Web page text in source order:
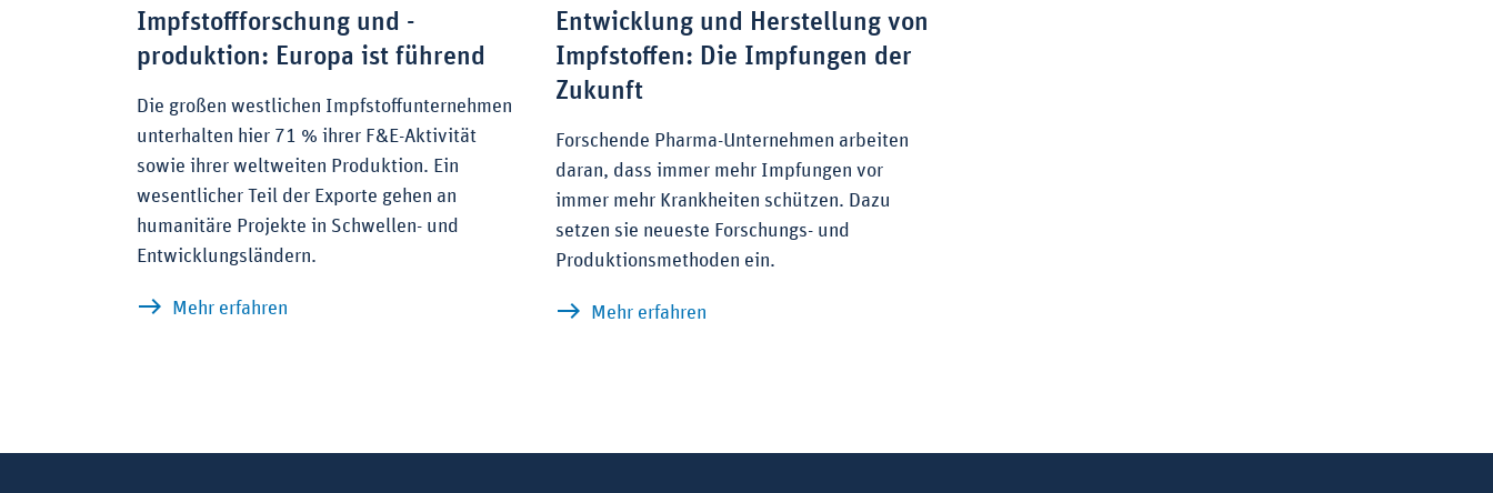
Impfstoffforschung und -
produktion: Europa ist führend
Die großen westlichen Impfstoffunternehmen
unterhalten hier 71 % ihrer F&E-Aktivität
sowie ihrer weltweiten Produktion. Ein
wesentlicher Teil der Exporte gehen an
humanitäre Projekte in Schwellen- und
Entwicklungsländern.
Mehr erfahren zu Impfstoffforschung und -produktion: Europa ist führend
Entwicklung und Herstellung von
Impfstoffen: Die Impfungen der
Zukunft
Forschende Pharma-Unternehmen arbeiten
daran, dass immer mehr Impfungen vor
immer mehr Krankheiten schützen. Dazu
setzen sie neueste Forschungs- und
Produktionsmethoden ein.
Mehr erfahrenzu Entwicklung und Herstellung von Impfstoffen: Die Impfungen der Zukunft